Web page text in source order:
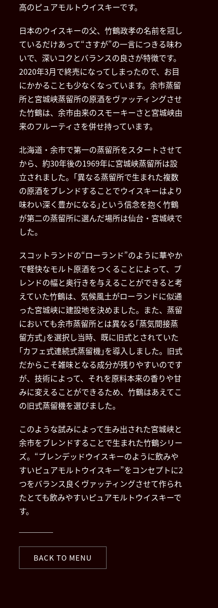
高のピュアモルトウイスキーです。
日本のウイスキーの父、竹鶴政孝の名前を冠し
ているだけあって“さすが”の一言につきる味わ
いで、深いコクとバランスの良さが特徴です。
2020年3月で終売になってしまったので、お目
にかかることも少なくなっています。余市蒸留
所と宮城峡蒸留所の原酒をヴァッティングさせ
た竹鶴は、余市由来のスモーキーさと宮城峡由
来のフルーティさを併せ持っています。
北海道・余市で第一の蒸留所をスタートさせて
から、約30年後の1969年に宮城峡蒸留所は設
立されました。｢異なる蒸留所で生まれた複数
の原酒をブレンドすることでウイスキーはより
味わい深く豊かになる｣という信念を抱く竹鶴
が第二の蒸留所に選んだ場所は仙台・宮城峡で
した。
スコットランドの“ローランド”のように華やか
で軽快なモルト原酒をつくることによって、ブ
レンドの幅と奥行きを与えることができると考
えていた竹鶴は、気候風土がローランドに似通
った宮城峡に建設地を決めました。また、蒸留
においても余市蒸留所とは異なる｢蒸気間接蒸
留方式｣を選択し当時、既に旧式とされていた
｢カフェ式連続式蒸留機｣を導入しました。旧式
だからこそ雑味となる成分が残りやすいのです
が、技術によって、それを原料本来の香りや甘
みに変えることができるため、竹鶴はあえてこ
の旧式蒸留機を選びました。
このような試みによって生み出された宮城峡と
余市をブレンドすることで生まれた竹鶴シリー
ズ。“ブレンデッドウイスキーのように飲みや
すいピュアモルトウイスキー”をコンセプトに2
つをバランス良くヴァッティングさせて作られ
たとても飲みやすいピュアモルトウイスキーで
す。
BACK TO MENU